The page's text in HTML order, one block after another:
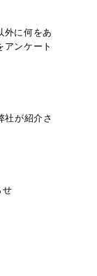
外に何をあ
ンケート
社が紹介さ
せ